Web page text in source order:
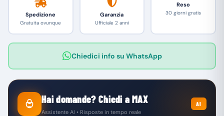
Spedizione
Gratuita ovunque
Garanzia
Ufficiale 2 anni
Reso
30 giorni gratis
Chiedici info su WhatsApp
Hai domande? Chiedi a MAX
Assistente AI • Risposte in tempo reale
AI